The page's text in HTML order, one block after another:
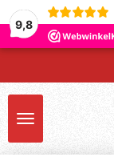
9,8